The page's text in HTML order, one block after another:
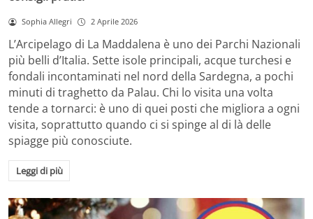
Sophia Allegri 2 Aprile 2026
L’Arcipelago di La Maddalena è uno dei Parchi Nazionali
più belli d’Italia. Sette isole principali, acque turchesi e
fondali incontaminati nel nord della Sardegna, a pochi
minuti di traghetto da Palau. Chi lo visita una volta
tende a tornarci: è uno di quei posti che migliora a ogni
visita, soprattutto quando ci si spinge al di là delle
spiagge più conosciute.
Leggi di più